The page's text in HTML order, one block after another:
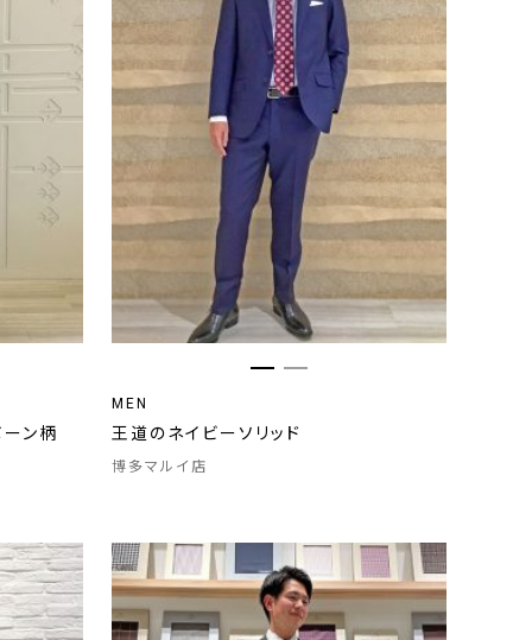
ン柄
MEN
王道のネイビーソリッド
博多マルイ店